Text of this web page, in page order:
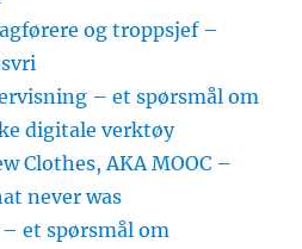
og troppsjef –
– et spørsmål om
digitale verktøy
Clothes, AKA MOOC –
never was
et spørsmål om